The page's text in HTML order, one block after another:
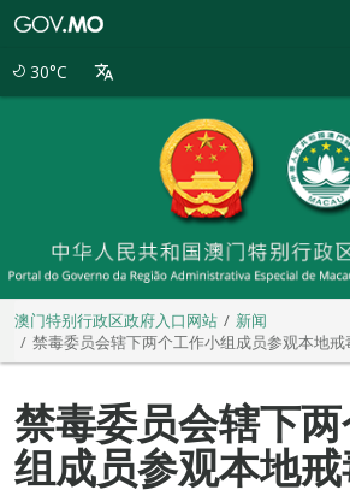
30°C
澳门特别行政区政府入口网站
新闻
禁毒委员会辖下两个工作小组成员参观本地戒
禁毒委员会辖下
组成员参观本地